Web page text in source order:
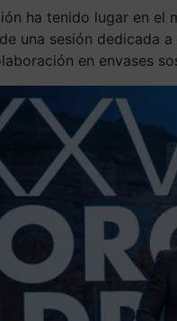
ha tenido lugar en el
una sesión dedicada
en envases